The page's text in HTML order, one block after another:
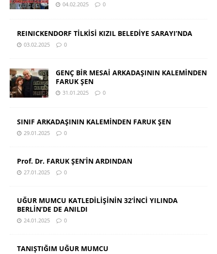
04.02.2025 0
REINICKENDORF TİLKİSİ KIZIL BELEDİYE SARAYI’NDA
03.02.2025 0
GENÇ BİR MESAİ ARKADAŞININ KALEMİNDEN
FARUK ŞEN
31.01.2025 0
SINIF ARKADAŞININ KALEMİNDEN FARUK ŞEN
29.01.2025 0
Prof. Dr. FARUK ŞEN’İN ARDINDAN
27.01.2025 0
UĞUR MUMCU KATLEDİLİŞİNİN 32’İNCİ YILINDA
BERLİN’DE DE ANILDI
24.01.2025 0
TANIŞTIĞIM UĞUR MUMCU